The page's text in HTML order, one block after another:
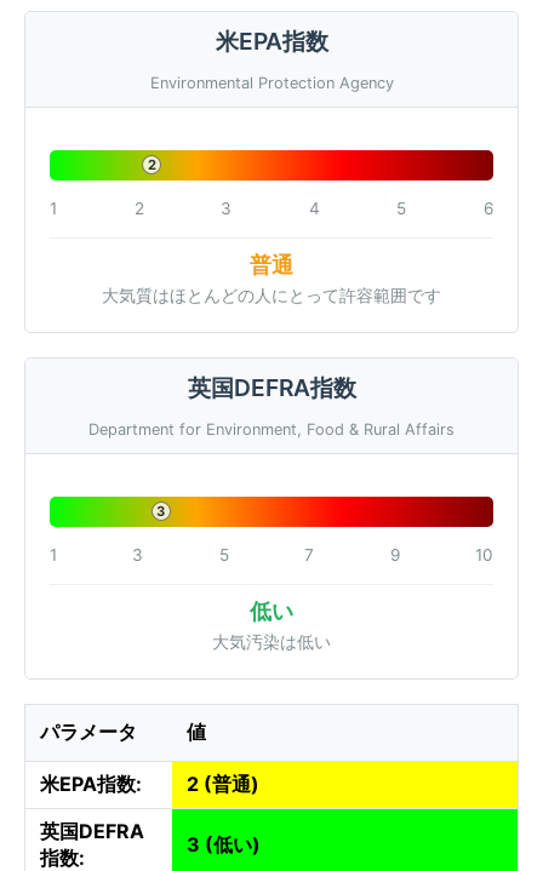
米EPA指数
Environmental Protection Agency
2
1 2 3 4 5 6
普通
大気質はほとんどの人にとって許容範囲です
英国DEFRA指数
Department for Environment, Food & Rural Affairs
3
1 3 5 7 9 10
低い
大気汚染は低い
パラメータ 値
米EPA指数:
2 (普通)
英国DEFRA
指数:
3 (低い)